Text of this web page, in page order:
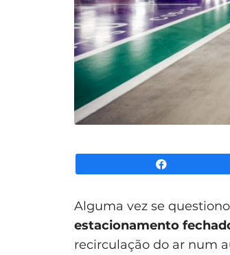
Alguma vez se
estacionamento
recirculação do ar num